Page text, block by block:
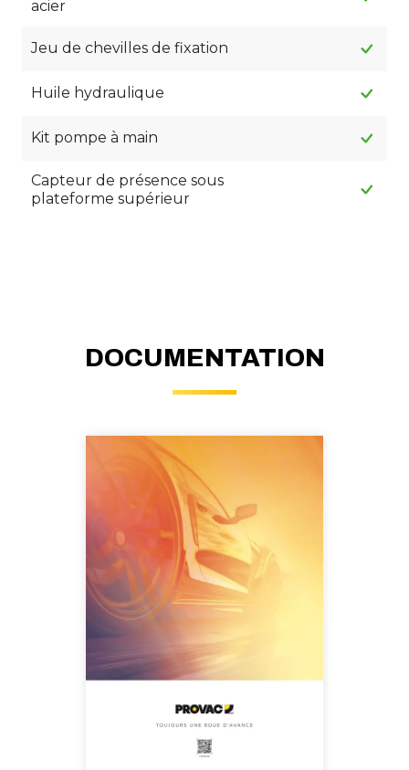
acier
Jeu de chevilles de fixation
Huile hydraulique
Kit pompe à main
Capteur de présence sous
plateforme supérieur
DOCUMENTATION